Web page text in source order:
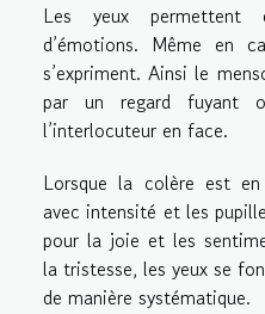
Les yeux permettent
d’émotions. Même en
s’expriment. Ainsi le
par un regard fuyant
l’interlocuteur en face.
Lorsque la colère est
avec intensité et les
pour la joie et les
la tristesse, les yeux se
de manière systématique.